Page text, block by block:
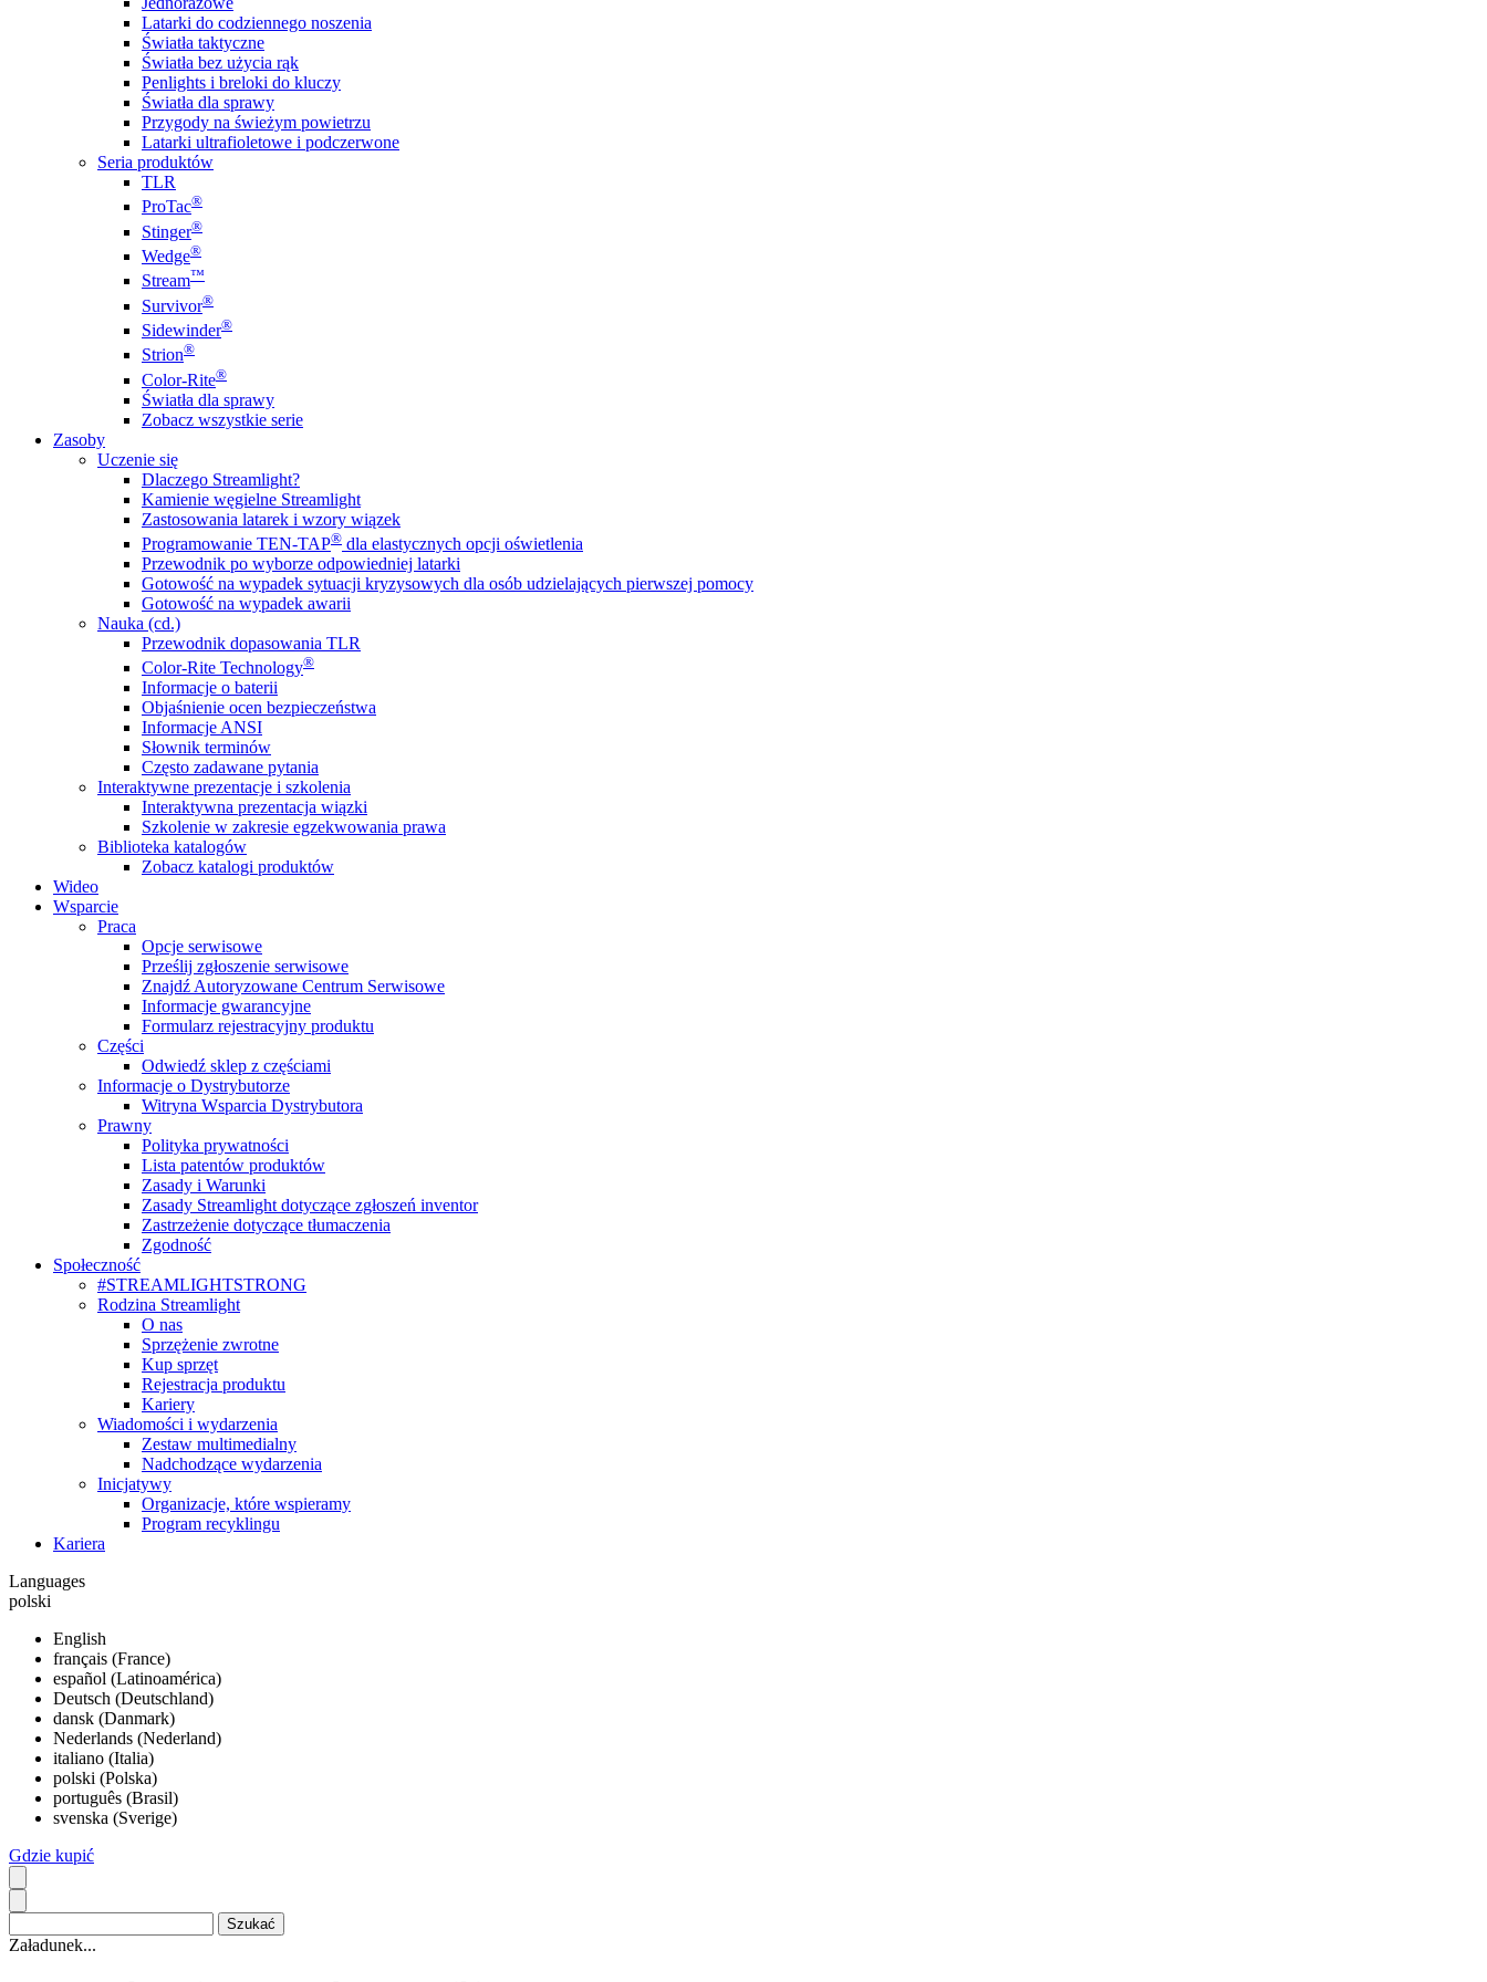
Latarki do codziennego noszenia
Światła taktyczne
Światła bez użycia rąk
Penlights i breloki do kluczy
Światła dla sprawy
Przygody na świeżym powietrzu
Latarki ultrafioletowe i podczerwone
Seria produktów
TLR
ProTac®
Stinger®
Wedge®
Stream™
Survivor®
Sidewinder®
Strion®
Color-Rite®
Światła dla sprawy
Zobacz wszystkie serie
Zasoby
Uczenie się
Dlaczego Streamlight?
Kamienie węgielne Streamlight
Zastosowania latarek i wzory wiązek
Programowanie TEN-TAP® dla elastycznych opcji oświetlenia
Przewodnik po wyborze odpowiedniej latarki
Gotowość na wypadek sytuacji kryzysowych dla osób udzielających pierwszej pomocy
Gotowość na wypadek awarii
Nauka (cd.)
Przewodnik dopasowania TLR
Color-Rite Technology®
Informacje o baterii
Objaśnienie ocen bezpieczeństwa
Informacje ANSI
Słownik terminów
Często zadawane pytania
Interaktywne prezentacje i szkolenia
Interaktywna prezentacja wiązki
Szkolenie w zakresie egzekwowania prawa
Biblioteka katalogów
Zobacz katalogi produktów
Wideo
Wsparcie
Praca
Opcje serwisowe
Prześlij zgłoszenie serwisowe
Znajdź Autoryzowane Centrum Serwisowe
Informacje gwarancyjne
Formularz rejestracyjny produktu
Części
Odwiedź sklep z częściami
Informacje o Dystrybutorze
Witryna Wsparcia Dystrybutora
Prawny
Polityka prywatności
Lista patentów produktów
Zasady i Warunki
Zasady Streamlight dotyczące zgłoszeń inventor
Zastrzeżenie dotyczące tłumaczenia
Zgodność
Społeczność
#STREAMLIGHTSTRONG
Rodzina Streamlight
O nas
Sprzężenie zwrotne
Kup sprzęt
Rejestracja produktu
Kariery
Wiadomości i wydarzenia
Zestaw multimedialny
Nadchodzące wydarzenia
Inicjatywy
Organizacje, które wspieramy
Program recyklingu
Kariera
Languages
polski
English
français (France)
español (Latinoamérica)
Deutsch (Deutschland)
dansk (Danmark)
Nederlands (Nederland)
italiano (Italia)
polski (Polska)
português (Brasil)
svenska (Sverige)
Gdzie kupić
Załadunek...